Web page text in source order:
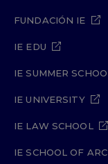
FUNDACIÓN IE
IE EDU
IE SUMMER
IE UNIVERSITY
IE LAW SCHOOL
IE SCHOOL OF